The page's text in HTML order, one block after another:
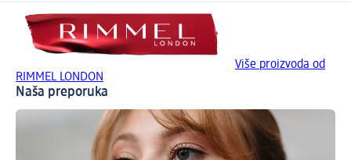
Više proizvoda od
RIMMEL LONDON
Naša preporuka